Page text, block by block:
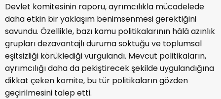
Devlet komitesinin raporu, ayrımcılıkla mücadelede
daha etkin bir yaklaşım benimsenmesi gerektiğini
savundu. Özellikle, bazı kamu politikalarının hâlâ azınlık
grupları dezavantajlı duruma soktuğu ve toplumsal
eşitsizliği körüklediği vurgulandı. Mevcut politikaların,
ayrımcılığı daha da pekiştirecek şekilde uygulandığına
dikkat çeken komite, bu tür politikaların gözden
geçirilmesini talep etti.